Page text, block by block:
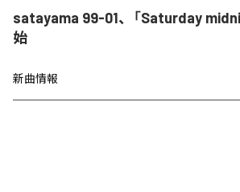
satayama 99-01、「Saturday
始
新曲情報